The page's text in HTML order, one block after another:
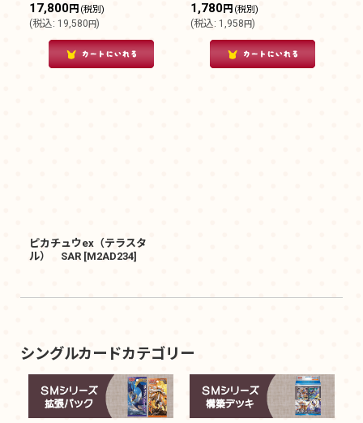
17,800円 (税別)
(税込: 19,580円)
1,780円 (税別)
(税込: 1,958円)
ピカチュウex（テラスタ
ル） SAR [M2AD234]
シングルカードカテゴリー